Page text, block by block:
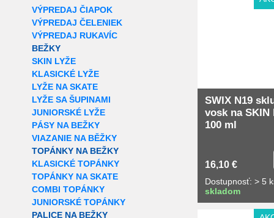
VÝPREDAJ ČIAPOK
VÝPREDAJ ČELENIEK
VÝPREDAJ RUKAVÍC
BEŽKY
SKIN LYŽE
KLASICKÉ LYŽE
LYŽE NA SKATE
LYŽE SA ŠUPINAMI
JUNIORSKÉ LYŽE
PÁSY NA BEŽKY
VIAZANIE NA BĚŽKY
TOPÁNKY NA BEŽKY
KLASICKÉ TOPÁNKY
TOPÁNKY NA SKATE
COMBI TOPÁNKY
JUNIORSKÉ TOPÁNKY
PALICE NA BEŽKY
SWIX N19
vosk na SKIN
100 ml
16,10 €
Dostupnosť: > 5
skladom